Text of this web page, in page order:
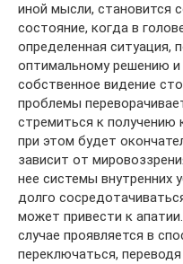
иной мысли, становится
состояние, когда в
определенная
оптимальному решению
собственное видение
проблемы
стремиться к получению
при этом будет
зависит от
нее системы внутренних
долго
может привести к
случае проявляется в
переключаться,